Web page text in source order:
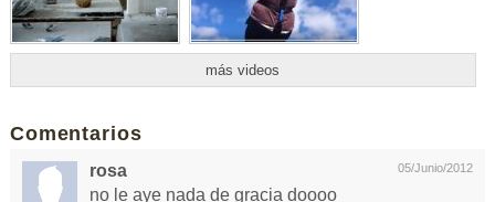
más videos
Comentarios
05/Junio/2012
rosa
no le aye nada de gracia doooo